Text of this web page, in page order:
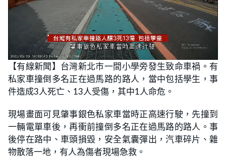
U
n
m
t
e
L
o
a
d
e
d
:
5
5
5
%
【有線新聞】台灣新北市一間小學旁發生致命車禍。有
私家車撞倒多名正在過馬路的路人，當中包括學生，事
件造成3人死亡、13人受傷，其中1人命危。
現場畫面可見肇事銀色私家車當時正高速行駛，先撞到
一輛電單車後，再衝前撞倒多名正在過馬路的路人。事
後停在路中、車頭損毀，安全氣囊彈出，汽車碎片、雜
物散落一地，有人為傷者現場急救。